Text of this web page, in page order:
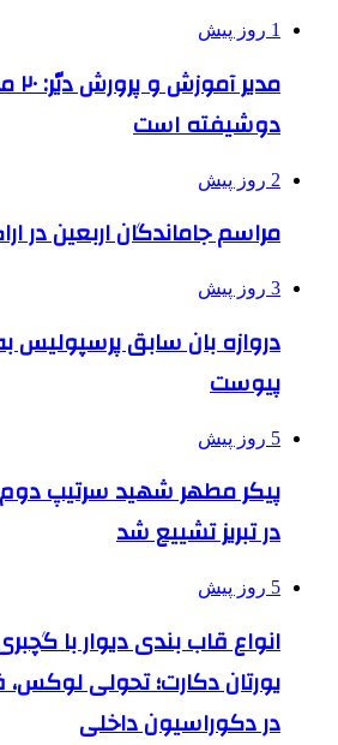
1 روز پیش
دوشیفته است
2 روز پیش
مراسم جاماندگان اربعین در
3 روز پیش
دروازه بان سابق
پیوست
5 روز پیش
پیکر مطهر شهید سرتیپ دوم
در تبریز تشییع شد
5 روز پیش
انواع قاب بندی دیوار با
یورتان دکارت؛ تحولی
در دکوراسیون داخلی